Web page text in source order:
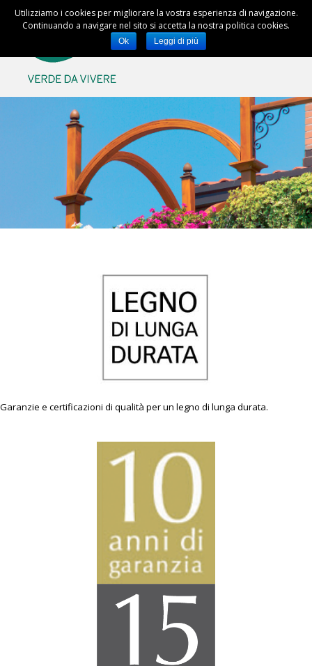
Garanzie e certificazioni di qualità per un legno di lunga durata.
Utilizziamo i cookies per migliorare la vostra esperienza di navigazione.
Continuando a navigare nel sito si accetta la nostra politica cookies.
Ok Leggi di più